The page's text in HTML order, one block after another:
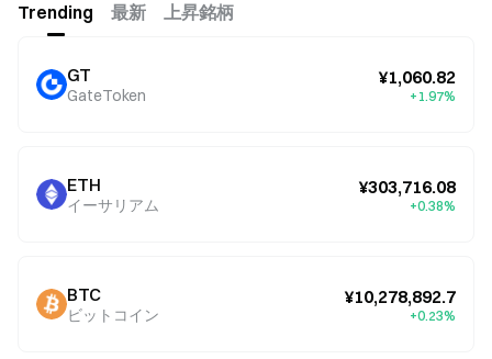
Trending 最新 上昇銘柄
GT
GateToken
¥1,060.82
+1.97%
ETH
イーサリアム
¥303,716.08
+0.38%
BTC
ビットコイン
¥10,278,892.7
+0.23%